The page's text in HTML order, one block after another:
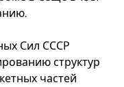
Сил СССР
структур
частей